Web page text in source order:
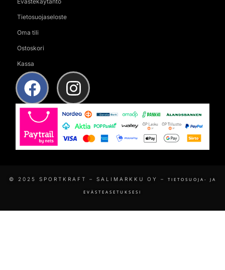
Tietosuojaseloste
Oma tili
Ostoskori
Kassa
© 2025 SPORTKRAFT – SALIMARKKU OY – TIETOSUOJA- JA
EVÄSTEASETUKSESI